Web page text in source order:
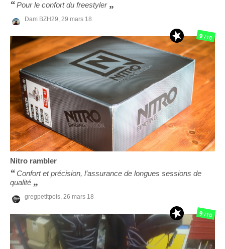
Pour le confort du freestyler
Dam BZH29, 29 mars 18
Nitro rambler
Confort et précision, l’assurance de longues sessions de
qualité
gregpetitpois, 26 mars 18
9/10
9/10